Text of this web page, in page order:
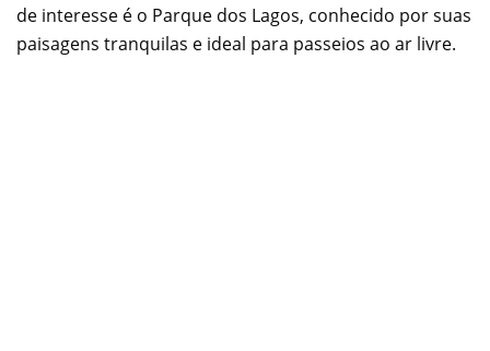
de interesse é o Parque dos Lagos, conhecido por suas
paisagens tranquilas e ideal para passeios ao ar livre.